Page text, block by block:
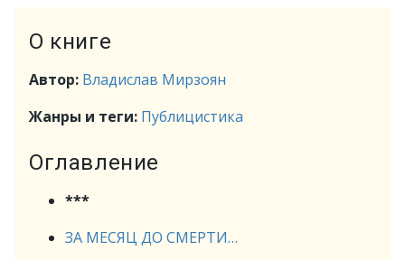
О книге
Автор: Владислав Мирзоян
Жанры и теги: Публицистика
Оглавление
***
ЗА МЕСЯЦ ДО СМЕРТИ…